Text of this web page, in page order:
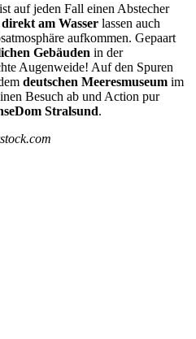
auf jeden Fall einen Abstecher
am Wasser lassen auch
aufkommen. Gepaart
Gebäuden in der
Augenweide! Auf den Spuren
deutschen Meeresmuseum im
Besuch ab und Action pur
Stralsund.